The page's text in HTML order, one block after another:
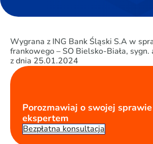
Wygrana z ING Bank Śląski S.A w
frankowego – SO Bielsko-Biała,
z dnia 25.01.2024
Porozmawiaj o swojej
ekspertem
Bezpłatna konsultacja